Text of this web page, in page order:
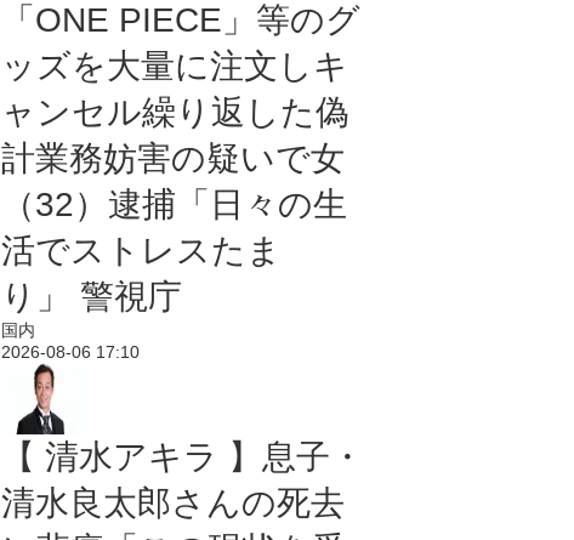
「ONE PIECE」等のグ
ッズを大量に注文しキ
ャンセル繰り返した偽
計業務妨害の疑いで女
（32）逮捕「日々の生
活でストレスたま
り」 警視庁
国内
2026-08-06 17:10
【 清水アキラ 】息子・
清水良太郎さんの死去